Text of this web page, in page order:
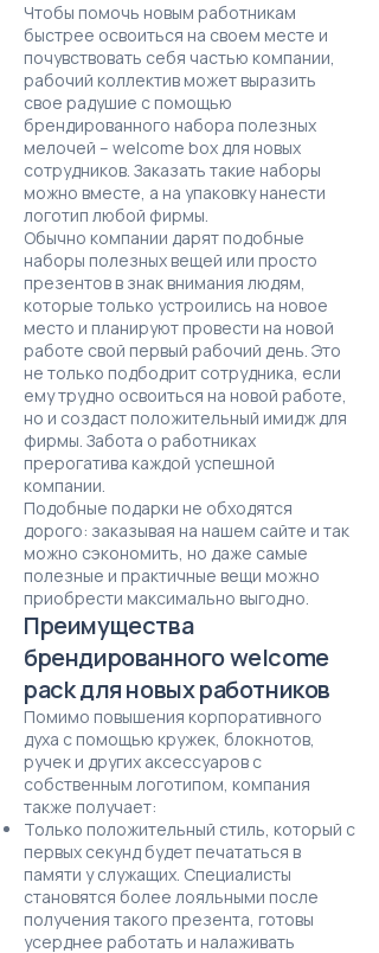
Чтобы помочь новым работникам
быстрее освоиться на своем месте и
почувствовать себя частью компании,
рабочий коллектив может выразить
свое радушие с помощью
брендированного набора полезных
мелочей – welcome box для новых
сотрудников. Заказать такие наборы
можно вместе, а на упаковку нанести
логотип любой фирмы.
Обычно компании дарят подобные
наборы полезных вещей или просто
презентов в знак внимания людям,
которые только устроились на новое
место и планируют провести на новой
работе свой первый рабочий день. Это
не только подбодрит сотрудника, если
ему трудно освоиться на новой работе,
но и создаст положительный имидж для
фирмы. Забота о работниках
прерогатива каждой успешной
компании.
Подобные подарки не обходятся
дорого: заказывая на нашем сайте и так
можно сэкономить, но даже самые
полезные и практичные вещи можно
приобрести максимально выгодно.
Преимущества
брендированного welcome
pack для новых работников
Помимо повышения корпоративного
духа с помощью кружек, блокнотов,
ручек и других аксессуаров с
собственным логотипом, компания
также получает:
Только положительный стиль, который с
первых секунд будет печататься в
памяти у служащих. Специалисты
становятся более лояльными после
получения такого презента, готовы
усерднее работать и налаживать